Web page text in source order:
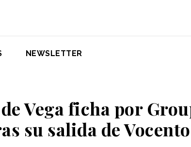
NEWSLETTER
Vega ficha por
su salida de Vocento